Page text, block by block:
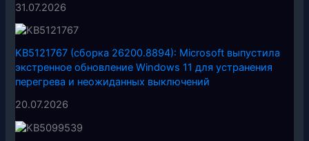
31.07.2026
KB5121767 (сборка 26200.8894): Microsoft выпустила
экстренное обновление Windows 11 для устранения
перегрева и неожиданных выключений
20.07.2026